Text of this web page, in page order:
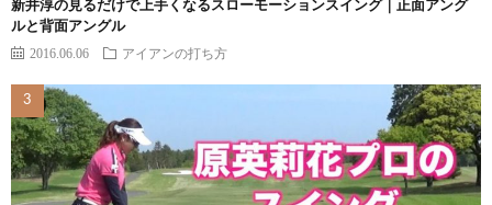
新井淳の見るだけで上手くなるスローモーションスイング｜正面アング
ルと背面アングル
2016.06.06 アイアンの打ち方